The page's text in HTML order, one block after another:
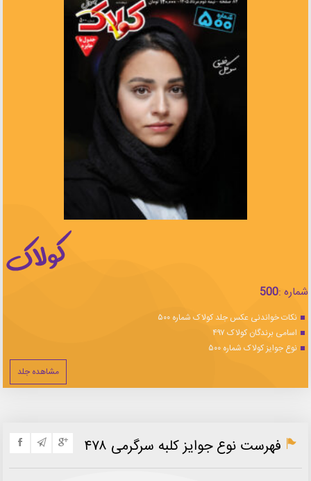
شماره :500
نکات خواندنی عکس جلد کولاک شماره ۵۰۰
اسامی برندگان کولاک ۴۹۷
نوع جوایز کولاک شماره ۵۰۰
مشاهده جلد
فهرست نوع جوایز کلبه سرگرمی ۴۷۸